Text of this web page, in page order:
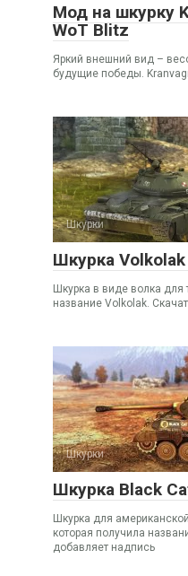
Мод на шкурку
WoT Blitz
Яркий внешний вид –
будущие победы.
Шкурки
Шкурка Volkolak
Шкурка в виде волка для
название Volkolak.
Шкурки
Шкурка Black
Шкурка для
которая получила
добавляет надпись